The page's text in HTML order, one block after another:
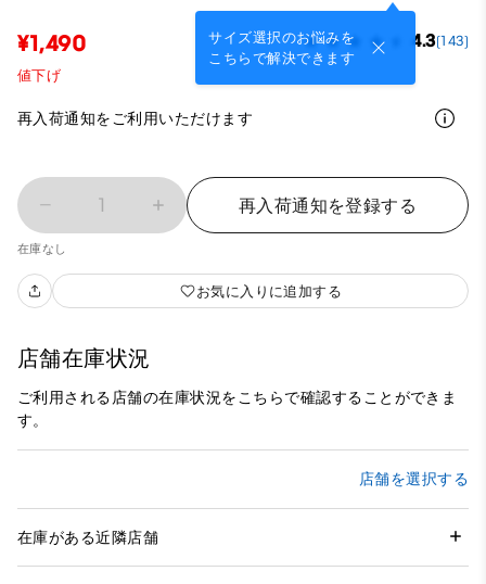
サイズ選択のお悩みを
こちらで解決できます
¥1,490 4.3(143)
値下げ
再入荷通知をご利用いただけます
1 再入荷通知を登録する
在庫なし
お気に入りに追加する
店舗在庫状況
ご利用される店舗の在庫状況をこちらで確認することができま
す。
店舗を選択する
在庫がある近隣店舗